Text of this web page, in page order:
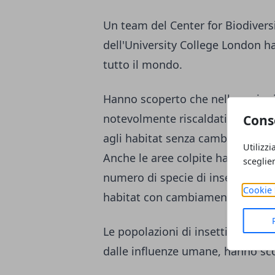
Cookie
Un team del Center for
dell'University College London
tutto il mondo.
Hanno scoperto che nelle
notevolmente riscaldati, il
agli habitat senza cambiamenti
Anche le aree colpite hanno
numero di specie di insetti in
habitat con cambiamenti
Le popolazioni di insetti negli
dalle influenze umane, hanno